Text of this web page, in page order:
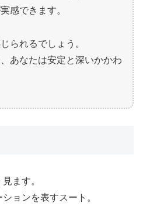
感できます。
られるでしょう。
あなたは安定と深いかかわ
ます。
ョンを表すスート。